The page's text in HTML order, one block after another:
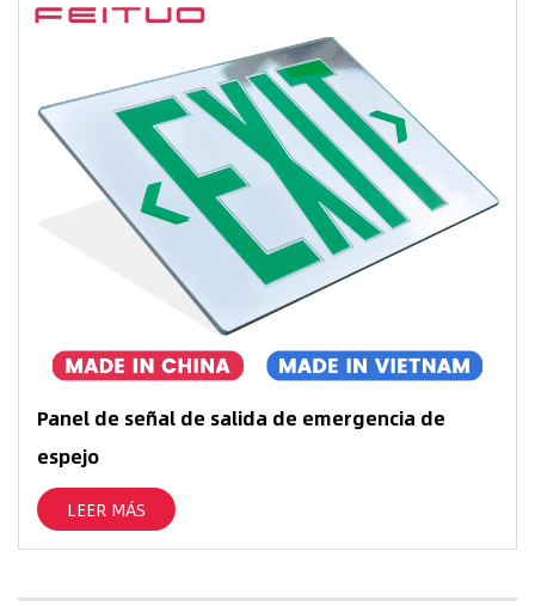
Panel de señal de salida de emergencia de
espejo
LEER MÁS